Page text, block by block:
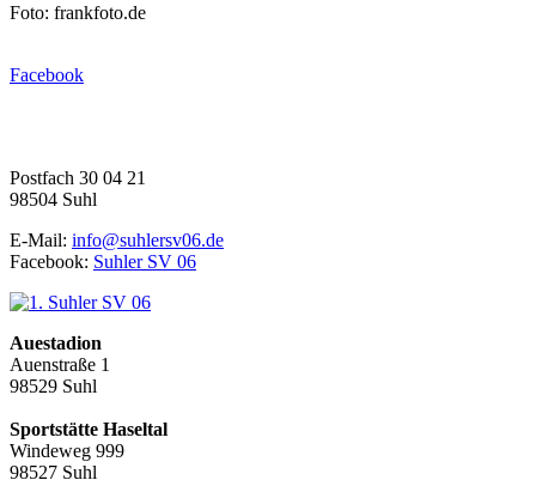
Foto: frankfoto.de
Facebook
Postfach 30 04 21
98504 Suhl
E-Mail: info@suhlersv06.de
Facebook: Suhler SV 06
Auestadion
Auenstraße 1
98529 Suhl
Sportstätte Haseltal
Windeweg 999
98527 Suhl